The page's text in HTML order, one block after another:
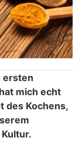
ersten
mich echt
des Kochens,